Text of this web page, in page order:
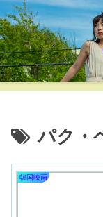
パク・
韓国映画